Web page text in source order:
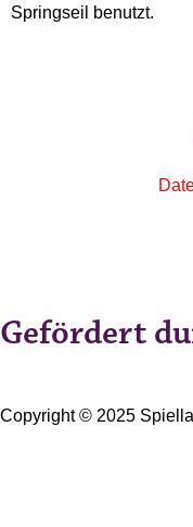
Springseil benutzt.
Gefördert
Copyright © 2025